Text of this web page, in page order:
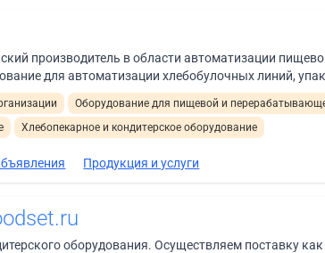
производитель в области автоматизации
для автоматизации хлебобулочных линий,
Оборудование для пищевой и
Хлебопекарное и кондитерское оборудование
Продукция и услуги
оборудования. Осуществляем поставку